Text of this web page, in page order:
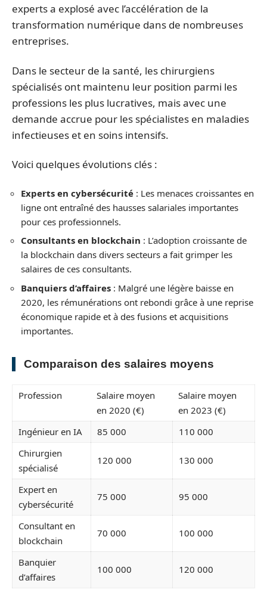
experts a explosé avec l’accélération de la
transformation numérique dans de nombreuses
entreprises.
Dans le secteur de la santé, les chirurgiens
spécialisés ont maintenu leur position parmi les
professions les plus lucratives, mais avec une
demande accrue pour les spécialistes en maladies
infectieuses et en soins intensifs.
Voici quelques évolutions clés :
Experts en cybersécurité : Les menaces croissantes en
ligne ont entraîné des hausses salariales importantes
pour ces professionnels.
Consultants en blockchain : L’adoption croissante de
la blockchain dans divers secteurs a fait grimper les
salaires de ces consultants.
Banquiers d’affaires : Malgré une légère baisse en
2020, les rémunérations ont rebondi grâce à une reprise
économique rapide et à des fusions et acquisitions
importantes.
Comparaison des salaires moyens
Profession
Salaire moyen
en 2020 (€)
Salaire moyen
en 2023 (€)
Ingénieur en IA
85 000
110 000
Chirurgien
spécialisé
120 000 130 000
Expert en
cybersécurité
75 000 95 000
Consultant en
blockchain
70 000 100 000
Banquier
d’affaires
100 000 120 000